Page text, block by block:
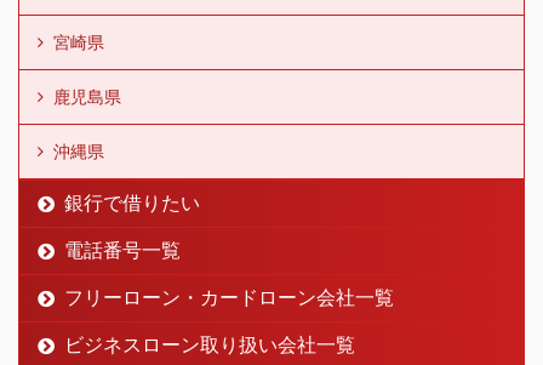
宮崎県
鹿児島県
沖縄県
銀行で借りたい
電話番号一覧
フリーローン・カードローン会社一覧
ビジネスローン取り扱い会社一覧